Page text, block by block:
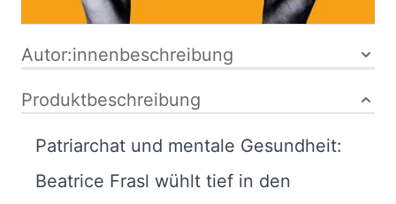
Bibliografische Daten
Autor:innenbeschreibung
Produktbeschreibung
Patriarchat und mentale Gesundheit:
Beatrice Frasl wühlt tief in den